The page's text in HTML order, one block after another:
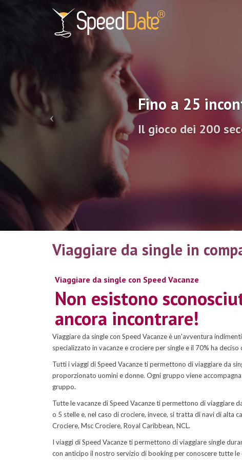
Fino a 25
Il gioco dei 200
Viaggiare da single in
Viaggiare da single con Speed Vacanze
Non esistono
ancora incontrare!
Viaggiare da single con Speed Vacanze è un'avventura
specializzato in vacanze e crociere per single e il 70% ha
Tutti i viaggi di Speed Vacanze ti permettono di viaggiare da
proporzionato uomini e donne. Ogni gruppo viene
gruppo.
Tutte le vacanze di Speed Vacanze ti permettono di viaggiare
o 5 stelle e, nel caso di crociere, invece, si tratta di navi di alta
Crociere, Msc Crociere, Royal Caribbean, NCL.
I viaggi di Speed Vacanze ti permettono di viaggiare single
con anticipo il nostro servizio di booking per conoscere tutte